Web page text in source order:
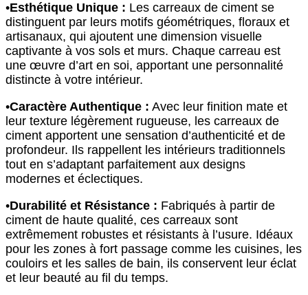
•Esthétique Unique : Les carreaux de ciment se
distinguent par leurs motifs géométriques, floraux et
artisanaux, qui ajoutent une dimension visuelle
captivante à vos sols et murs. Chaque carreau est
une œuvre d’art en soi, apportant une personnalité
distincte à votre intérieur.
•Caractère Authentique : Avec leur finition mate et
leur texture légèrement rugueuse, les carreaux de
ciment apportent une sensation d’authenticité et de
profondeur. Ils rappellent les intérieurs traditionnels
tout en s’adaptant parfaitement aux designs
modernes et éclectiques.
•Durabilité et Résistance : Fabriqués à partir de
ciment de haute qualité, ces carreaux sont
extrêmement robustes et résistants à l’usure. Idéaux
pour les zones à fort passage comme les cuisines, les
couloirs et les salles de bain, ils conservent leur éclat
et leur beauté au fil du temps.